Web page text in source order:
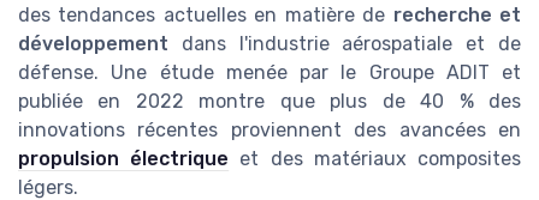
des tendances actuelles en matière de recherche et
développement dans l'industrie aérospatiale et de
défense. Une étude menée par le Groupe ADIT et
publiée en 2022 montre que plus de 40 % des
innovations récentes proviennent des avancées en
propulsion électrique et des matériaux composites
légers.